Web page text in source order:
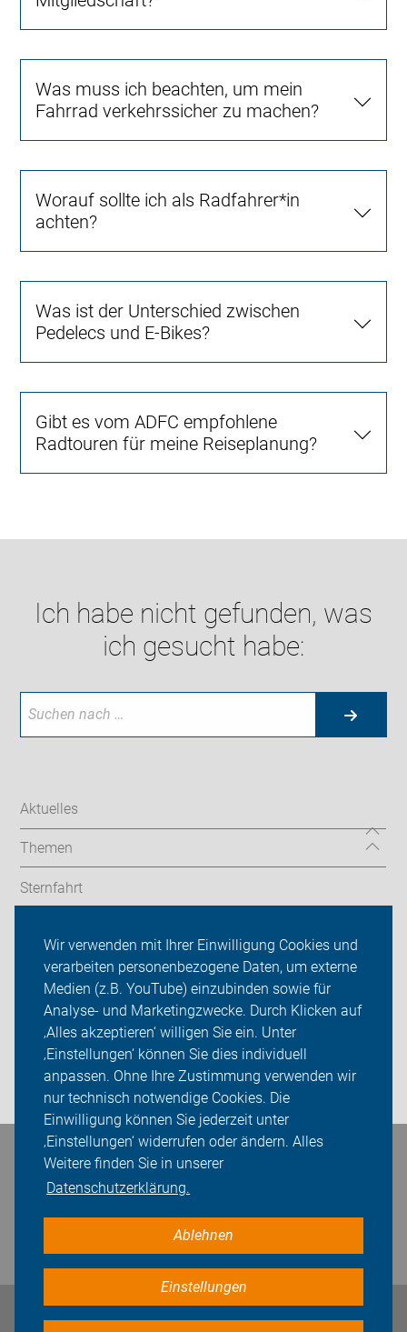
Wir verwenden mit Ihrer Einwilligung Cookies und
verarbeiten personenbezogene Daten, um externe
Medien (z.B. YouTube) einzubinden sowie für
Analyse- und Marketingzwecke. Durch Klicken auf
‚Alles akzeptieren‘ willigen Sie ein. Unter
‚Einstellungen‘ können Sie dies individuell
anpassen. Ohne Ihre Zustimmung verwenden wir
nur technisch notwendige Cookies. Die
Einwilligung können Sie jederzeit unter
‚Einstellungen‘ widerrufen oder ändern. Alles
Weitere finden Sie in unserer
Datenschutzerklärung.
Ablehnen
Einstellungen
Was muss ich beachten, um mein
Fahrrad verkehrssicher zu machen?
Worauf sollte ich als Radfahrer*in
achten?
Was ist der Unterschied zwischen
Pedelecs und E-Bikes?
Gibt es vom ADFC empfohlene
Radtouren für meine Reiseplanung?
Ich habe nicht gefunden, was
ich gesucht habe:
Aktuelles
Themen
Sternfahrt
ADFC Berlin
Sei dabei
Presse
Login
Bleiben Sie in Kontakt